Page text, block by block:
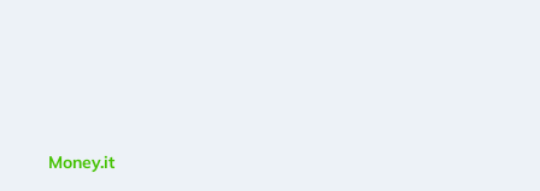
Money.it